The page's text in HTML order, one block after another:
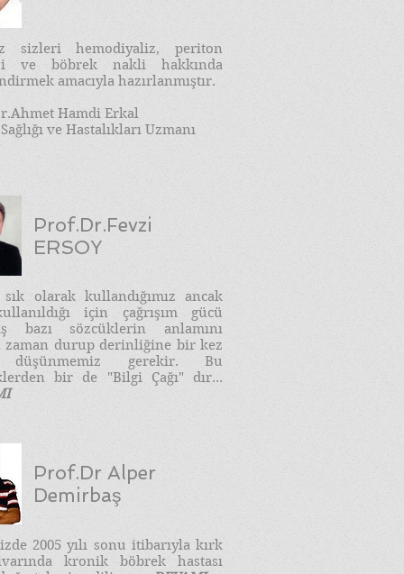
sizleri hemodiyaliz, periton
ve böbrek nakli hakkında
amacıyla hazırlanmıştır.
Hamdi Erkal
ve Hastalıkları Uzmanı
Prof.Dr.Fevzi
ERSOY
sık olarak kullandığımız ancak
için çağrışım gücü
bazı sözcüklerin anlamını
zaman durup derinliğine bir kez
düşünmemiz gerekir. Bu
bir de "Bilgi Çağı" dır...
Prof.Dr Alper
Demirbaş
2005 yılı sonu itibarıyla kırk
kronik böbrek hastası